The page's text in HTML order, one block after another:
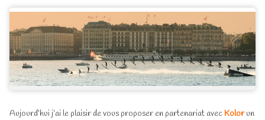
Aujourd’hui j’ai le plaisir de vous proposer en partenariat avecKolorun